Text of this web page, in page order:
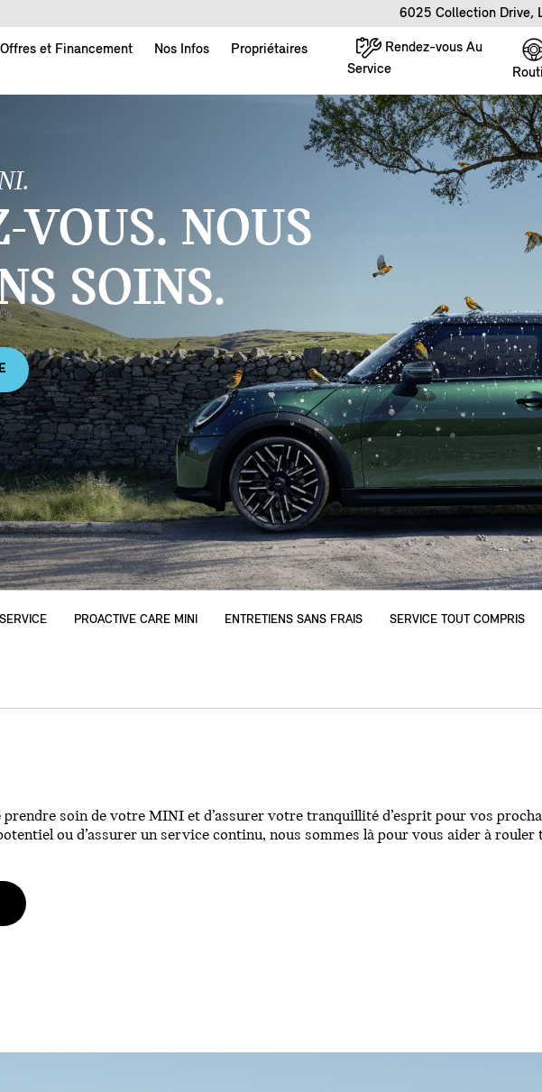
6025 Collection Drive,
Offres et Financement Nos Infos
Propriétaires
Rendez-vous Au
Service
VOUS. NOUS
SOINS.
PROACTIVE CARE MINI ENTRETIENS SANS FRAIS SERVICE TOUT COMPRIS
soin de votre MINI et d’assurer votre tranquillité d’esprit pour vos
ou d’assurer un service continu, nous sommes là pour vous aider à rouler